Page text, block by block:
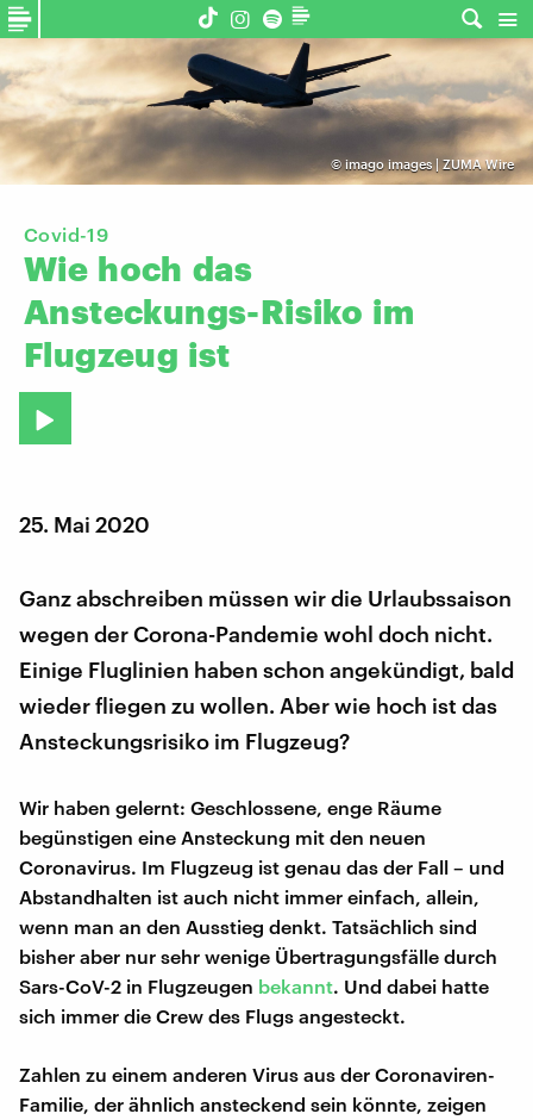
©imago images | ZUMA Wire
Covid-19
Wie hoch das
Ansteckungs-Risiko im
Flugzeug ist
25. Mai 2020
Ganz abschreiben müssen wir die Urlaubssaison
wegen der Corona-Pandemie wohl doch nicht.
Einige Fluglinien haben schon angekündigt, bald
wieder fliegen zu wollen. Aber wie hoch ist das
Ansteckungsrisiko im Flugzeug?
Wir haben gelernt: Geschlossene, enge Räume
begünstigen eine Ansteckung mit den neuen
Coronavirus. Im Flugzeug ist genau das der Fall – und
Abstandhalten ist auch nicht immer einfach, allein,
wenn man an den Ausstieg denkt. Tatsächlich sind
bisher aber nur sehr wenige Übertragungsfälle durch
Sars-CoV-2 in Flugzeugen bekannt. Und dabei hatte
sich immer die Crew des Flugs angesteckt.
Zahlen zu einem anderen Virus aus der Coronaviren-
Familie, der ähnlich ansteckend sein könnte, zeigen